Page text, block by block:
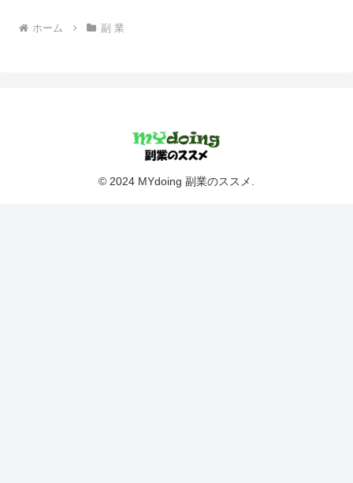
ホーム 副 業
© 2024 MYdoing 副業のススメ.